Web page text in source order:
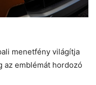
menetfény világítja
az emblémát hordozó